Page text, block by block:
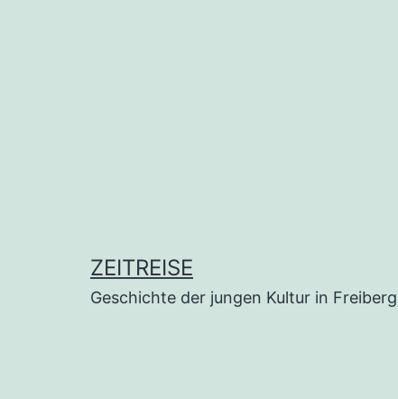
ZEITREISE
Geschichte der jungen Kultur in Freiberg